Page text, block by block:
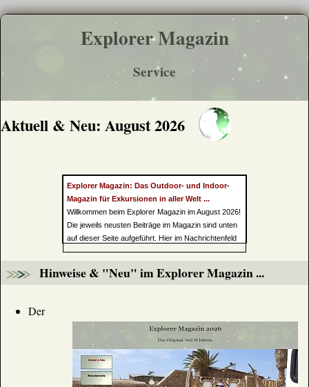
Explorer Magazin
Service
Aktuell & Neu: August 2026
Explorer Magazin: Das Outdoor- und Indoor-
Magazin für Exkursionen in aller Welt ...
Willkommen beim Explorer Magazin im August 2026!
Die jeweils neusten Beiträge im Magazin sind unten
auf dieser Seite aufgeführt. Hier im Nachrichtenfeld
folgt der aktuelle Newsticker mit Meldungen vom
Tagesgeschehen. Dazu gehört neben der Touristik
und anderen Bereichen auch Aktuelles aus der
Politik, da diese jeden Tag unser Leben wie auch
Meinungsvielfalt nicht einfach ignoriert werden kann.
Alle Meldungen des Newstickers können zum
Lesen mit dem Cursor angehalten werden, zum
Inhalt bitte den Link in der roten Überschrift
anklicken!
Hinweise & "Neu" im Explorer Magazin ...
Der